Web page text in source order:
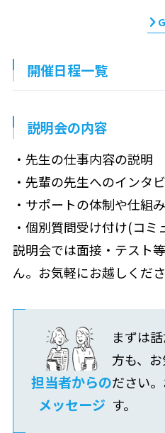
開催日程一覧
説明会の内容
・先生の仕事内容の説明
・先輩の先生へのインタ
・サポートの体制や仕組
・個別質問受け付け(コ
説明会では面接・テスト
ん。お気軽にお越しくださ
担当者からの
メッセージ
まずは
方も、
ださい
す。